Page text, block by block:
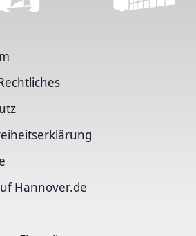
Hannover.de